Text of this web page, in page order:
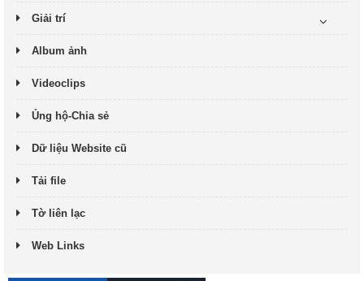
Giải trí
Album ảnh
Videoclips
Ủng hộ-Chia sẻ
Dữ liệu Website cũ
Tải file
Tờ liên lạc
Web Links